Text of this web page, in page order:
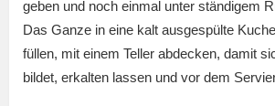
geben und noch einmal unter ständigem
Das Ganze in eine kalt ausgespülte
füllen, mit einem Teller abdecken, damit
bildet, erkalten lassen und vor dem